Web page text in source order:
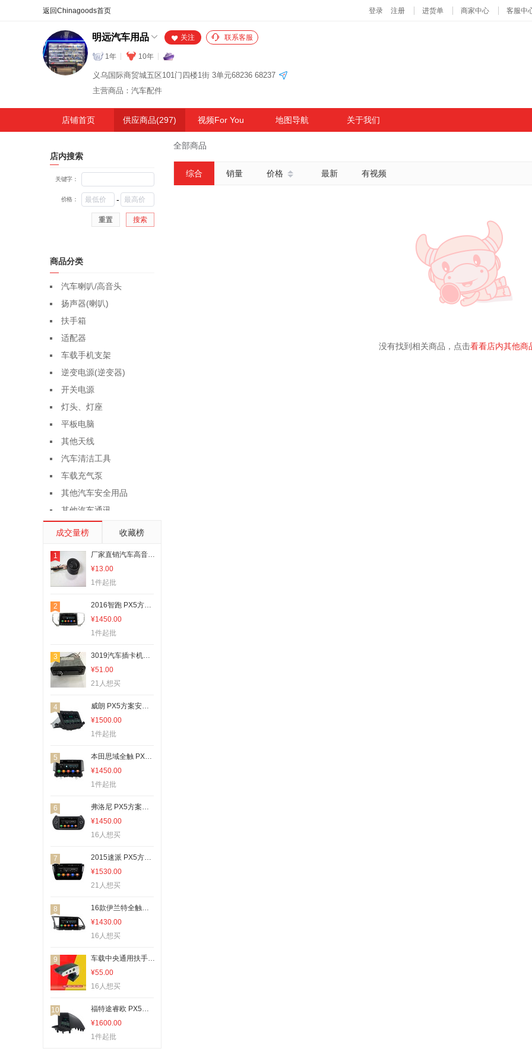
明远汽车用品
1年 10年
关注 联系客服
义乌国际商贸城五区101门四楼1街 3单元68236 68237
主营商品：汽车配件
店铺首页 供应商品(297) 视频For You 地图导航 关于我们
店内搜索
关键字：
价格： -
重置 搜索
商品分类
汽车喇叭/高音头
扬声器(喇叭)
扶手箱
适配器
车载手机支架
逆变电源(逆变器)
开关电源
灯头、灯座
平板电脑
其他天线
汽车清洁工具
车载充气泵
其他汽车安全用品
其他汽车通讯
其他塑料包装容器
其他车灯
车载手机充电器
车载显示器
车载影碟机
车载电脑
车用便捷式GPS导航
汽车音箱/低音炮
其他手机配件
车载mp4
FM发射器
手机支架
车载mp3
补胎机
压力控制器
方向盘套
车用香水
车载摄像头
智能后视镜导航
智能设备配件
其他汽车影音
智能影音
手机投屏器/同屏器
车挂
成交量榜 收藏榜
1
厂家直销汽车高音喇叭高音炮 高音球扬声器汽车用品
¥13.00
1件起批
2
2016智跑 PX5方案安卓8.0+8核4+32G+高清+手机互联+DAB
¥1450.00
1件起批
3
3019汽车插卡机U盘MP3汽车用品
¥51.00
21人想买
4
威朗 PX5方案安卓8.0+8核4+32G+高清+手机互联+DAB
¥1500.00
1件起批
5
本田思域全触 PX5方案安卓8.0+8核4+32G+高清+手机互联+DAB
¥1450.00
1件起批
6
弗洛尼 PX5方案安卓8.0+8核4+32G+高清+手机互联
¥1450.00
16人想买
7
2015速派 PX5方案安卓8.0+8核4+32G+高清+手机互联+DAB
¥1530.00
21人想买
8
16款伊兰特全触大屏PX5方案安卓8.0+8核4+32G+高清+手机互联+DAB
¥1430.00
16人想买
9
车载中央通用扶手箱免打孔汽车用品
¥55.00
16人想买
10
福特途睿欧 PX5方案安卓8.0+8核4+32G+高清+手机互联+DAB
¥1600.00
1件起批
全部商品
综合 销量 价格 最新 有视频
没有找到相关商品，点击看看店内其他商